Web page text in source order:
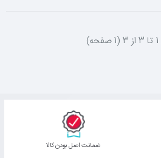
ﺿﻤﺎﻧﺖ اﺻﻞ ﺑﻮدن ﮐﺎﻟﺎ